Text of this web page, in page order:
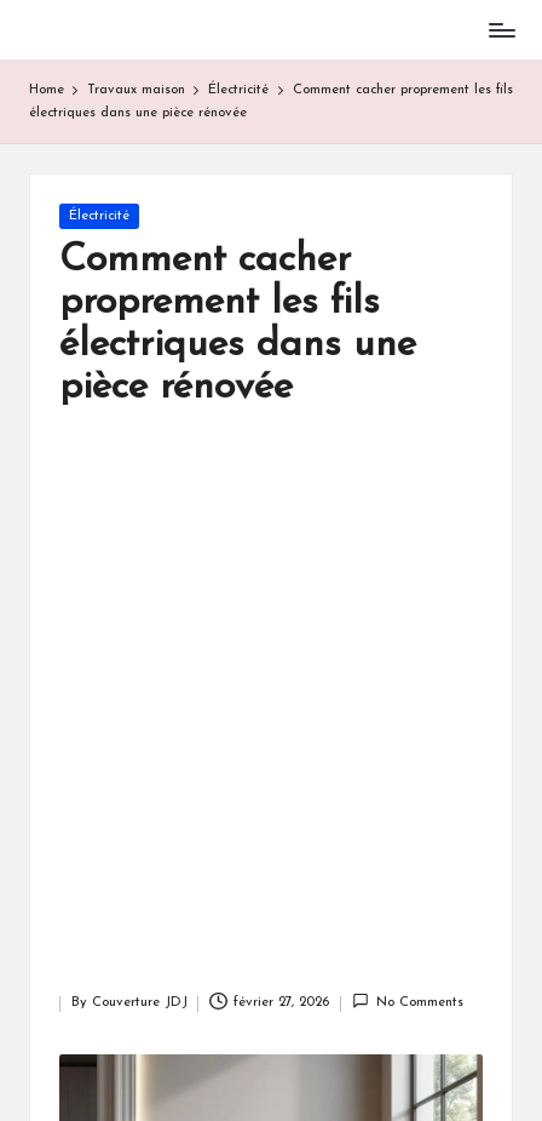
content
Home Travaux maison Électricité
Comment cacher proprement les fils
électriques dans une pièce rénovée
Posted
Électricité
Comment cacher
proprement les fils
électriques dans une
pièce rénovée
By Couverture JDJ février 27, 2026 No Comments